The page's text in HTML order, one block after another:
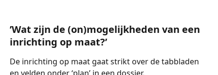
’Wat zijn de (on)mogelijkheden van een
inrichting op maat?’
De inrichting op maat gaat strikt over de tabbladen